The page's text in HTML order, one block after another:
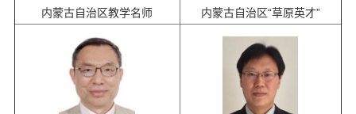
内蒙古自治区教学名师
内蒙古自治区“草原英才”